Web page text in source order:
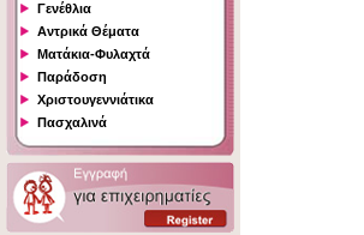
Γενέθλια
Αντρικά Θέματα
Ματάκια-Φυλαχτά
Παράδοση
Χριστουγεννιάτικα
Πασχαλινά